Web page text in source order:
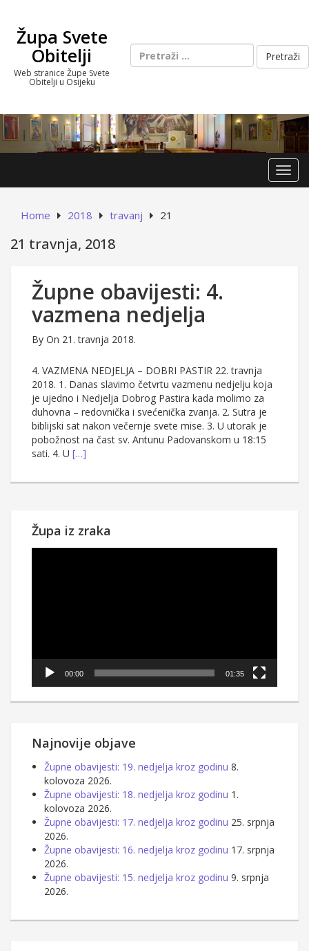
contentŽupa Svete
Obitelji
Web stranice Župe Svete
Obitelji u Osijeku
Pretraži:
Home 2018 travanj 21
21 travnja, 2018
Župne obavijesti: 4.
vazmena nedjelja
By On 21. travnja 2018.
4. VAZMENA NEDJELJA – DOBRI PASTIR 22. travnja
2018. 1. Danas slavimo četvrtu vazmenu nedjelju koja
je ujedno i Nedjelja Dobrog Pastira kada molimo za
duhovna – redovnička i svećenička zvanja. 2. Sutra je
biblijski sat nakon večernje svete mise. 3. U utorak je
pobožnost na čast sv. Antunu Padovanskom u 18:15
sati. 4. U […]
Župa iz zraka
00:00 01:35
Najnovije objave
Župne obavijesti: 19. nedjelja kroz godinu 8.
kolovoza 2026.
Župne obavijesti: 18. nedjelja kroz godinu 1.
kolovoza 2026.
Župne obavijesti: 17. nedjelja kroz godinu 25. srpnja
2026.
Župne obavijesti: 16. nedjelja kroz godinu 17. srpnja
2026.
Župne obavijesti: 15. nedjelja kroz godinu 9. srpnja
2026.